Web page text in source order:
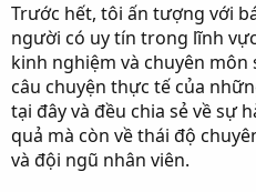
Trước hết, tôi ấn tượng với
người có uy tín trong lĩnh
kinh nghiệm và chuyên
câu chuyện thực tế của
tại đây và đều chia sẻ về sự
quả mà còn về thái độ
và đội ngũ nhân viên.